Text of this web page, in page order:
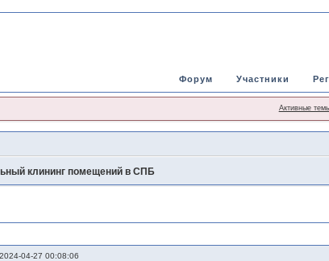
Форум Участники
Активные
клининг помещений в СПБ
2024-04-27 00:08:06